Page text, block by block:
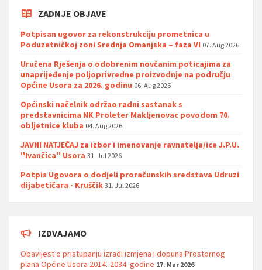
ZADNJE OBJAVE
Potpisan ugovor za rekonstrukciju prometnica u
Poduzetničkoj zoni Srednja Omanjska – faza VI 07. Aug 2026
Uručena Rješenja o odobrenim novčanim poticajima za
unaprijeđenje poljoprivredne proizvodnje na području
Općine Usora za 2026. godinu 06. Aug 2026
Općinski načelnik održao radni sastanak s
predstavnicima NK Proleter Makljenovac povodom 70.
obljetnice kluba 04. Aug 2026
JAVNI NATJEČAJ za izbor i imenovanje ravnatelja/ice J.P.U.
''Ivančica'' Usora 31. Jul 2026
Potpis Ugovora o dodjeli proračunskih sredstava Udruzi
dijabetičara - Kruščik 31. Jul 2026
IZDVAJAMO
Obavijest o pristupanju izradi izmjena i dopuna Prostornog
plana Općine Usora 2014.-2034. godine 17. Mar 2026